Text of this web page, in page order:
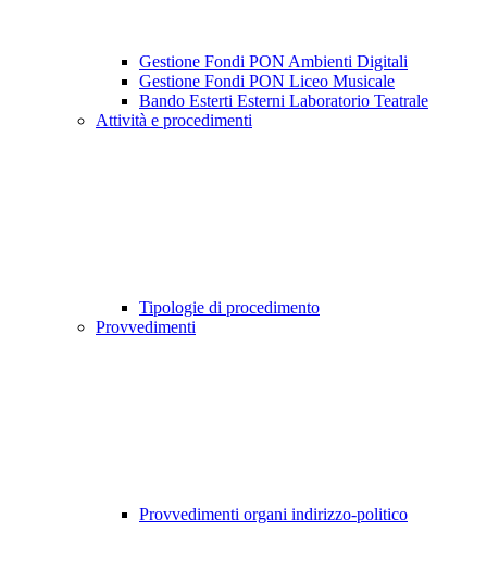
Gestione Fondi PON Ambienti Digitali
Gestione Fondi PON Liceo Musicale
Bando Esterti Esterni Laboratorio Teatrale
Attività e procedimenti
Tipologie di procedimento
Provvedimenti
Provvedimenti organi indirizzo-politico